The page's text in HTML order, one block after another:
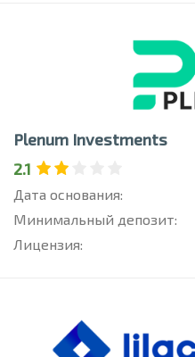
Plenum Investments
2.1
Дата основания:
Минимальный депозит:
Лицензия: